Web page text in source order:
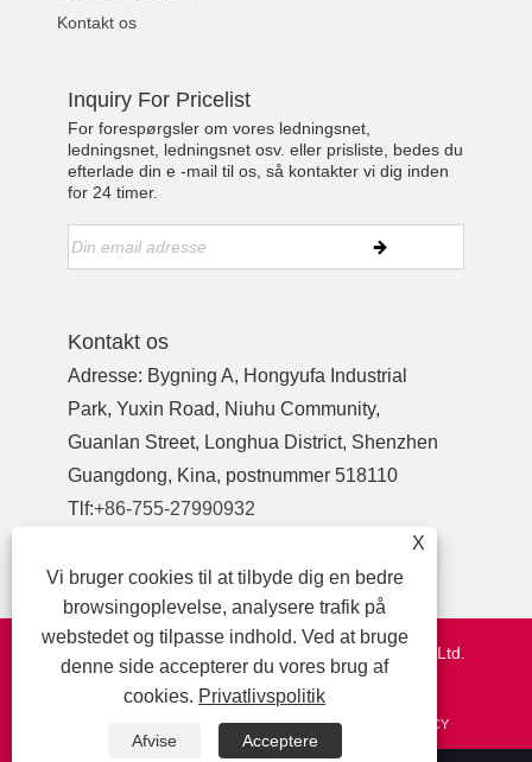
Kontakt os
Inquiry For Pricelist
For forespørgsler om vores ledningsnet,
ledningsnet, ledningsnet osv. eller prisliste, bedes du
efterlade din e -mail til os, så kontakter vi dig inden
for 24 timer.
Kontakt os
Adresse: Bygning A, Hongyufa Industrial
Park, Yuxin Road, Niuhu Community,
Guanlan Street, Longhua District, Shenzhen
Guangdong, Kina, postnummer 518110
Tlf:+86-755-27990932
E-mail:wzl@szydr.com
Copyright © 2021 Shenzhen YDR Connector Co.,Ltd.
http://www.szydr.com/
RSS XML PRIVACY POLICY
X
Vi bruger cookies til at tilbyde dig en bedre
browsingoplevelse, analysere trafik på
webstedet og tilpasse indhold. Ved at bruge
denne side accepterer du vores brug af
cookies. Privatlivspolitik
Afvise Acceptere